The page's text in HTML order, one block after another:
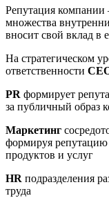
Репутация компании
множества
вносит свой вклад в
На стратегическом
ответственности
PR формирует
за публичный образ
Маркетинг
формируя
продуктов и услуг
HR подразделения
труда